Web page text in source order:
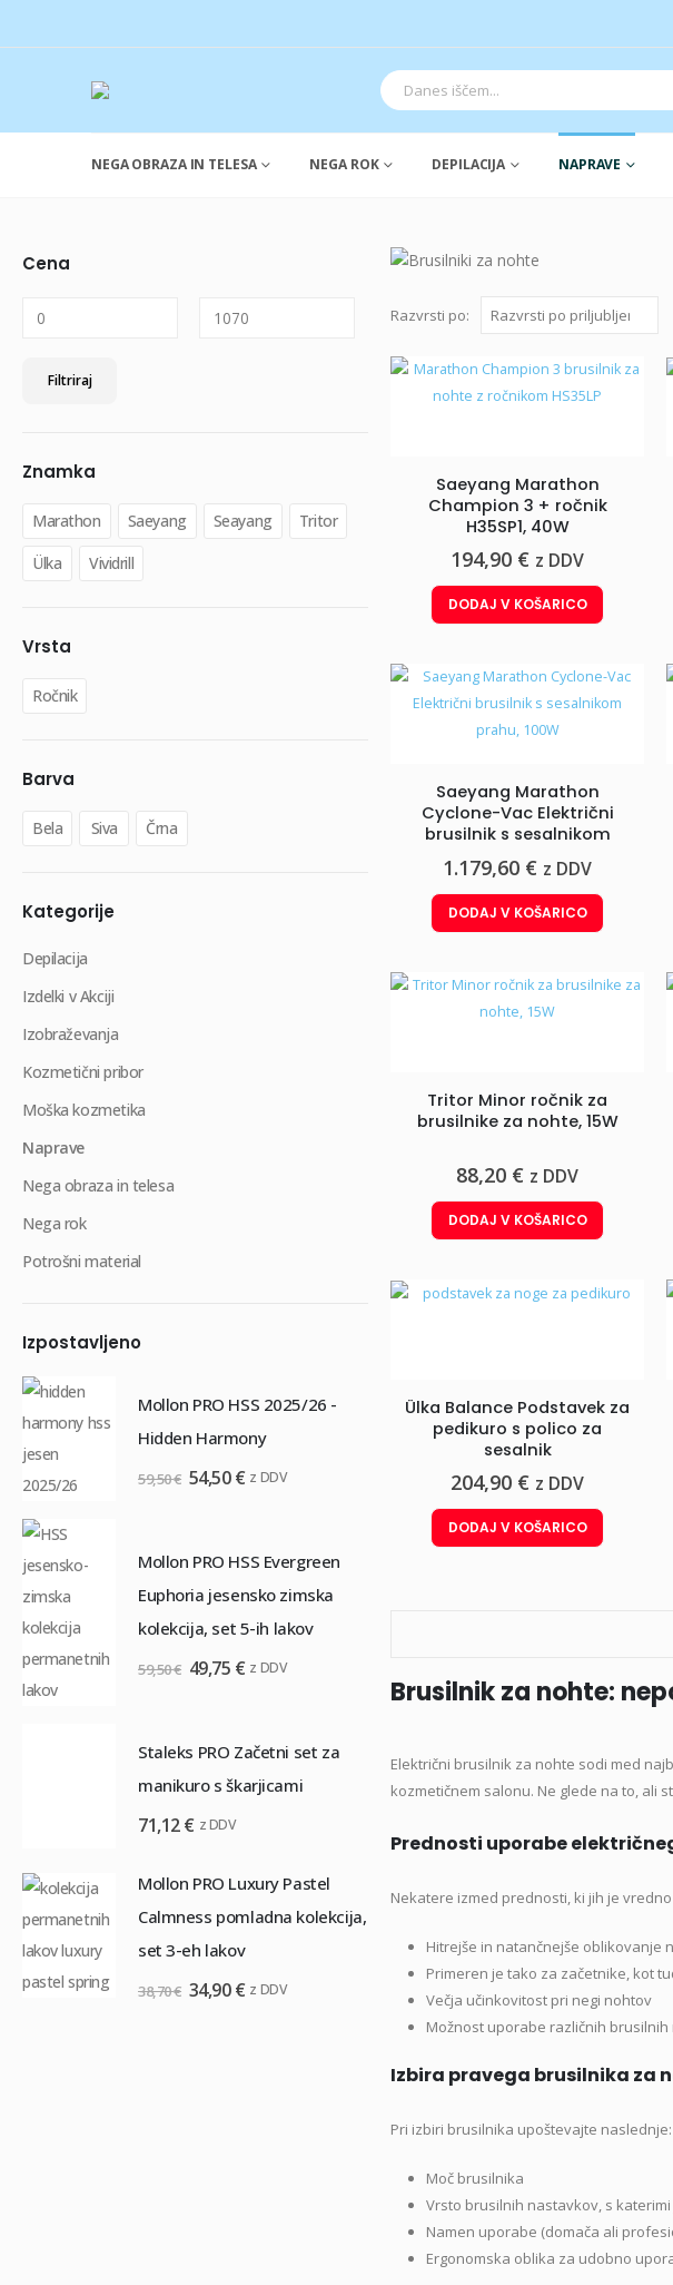
NEGA OBRAZA IN TELESA NEGA ROK DEPILACIJA NAPRAVE
Razvrsti po:
Saeyang Marathon
Champion 3 + ročnik
H35SP1, 40W
194,90 € z DDV
DODAJ V KOŠARICO
Saeyang Marathon
Cyclone-Vac Električni
brusilnik s sesalnikom
prahu, 100W
1.179,60 € z DDV
DODAJ V KOŠARICO
Tritor Minor ročnik za
brusilnike za nohte, 15W
88,20 € z DDV
DODAJ V KOŠARICO
Ülka Balance Podstavek za
pedikuro s polico za
sesalnik
204,90 € z DDV
DODAJ V KOŠARICO
Brusilnik za nohte:
Električni brusilnik za nohte sodi med
kozmetičnem salonu. Ne glede na to, ali
Prednosti uporabe
Nekatere izmed prednosti, ki jih je
Hitrejše in natančnejše oblikovanje
Primeren je tako za začetnike, kot
Večja učinkovitost pri negi nohtov
Možnost uporabe različnih
Izbira pravega brusilnika za
Pri izbiri brusilnika upoštevajte naslednje:
Moč brusilnika
Vrsto brusilnih nastavkov, s
Namen uporabe (domača ali
Ergonomska oblika za udobno
Cena
Filtriraj
Znamka
Marathon Saeyang Seayang
Tritor
Ülka
Vividrill
Vrsta
Ročnik
Barva
Bela Siva Črna
Kategorije
Depilacija
Izdelki v Akciji
Izobraževanja
Kozmetični pribor
Moška kozmetika
Naprave
Nega obraza in telesa
Nega rok
Potrošni material
Izpostavljeno
Mollon PRO HSS 2025/26 -
Hidden Harmony
59,50€ Izvirna
bila:
54,50€Trenutna
54,50 €.
z DDV
Mollon PRO HSS Evergreen
Euphoria jesensko zimska
kolekcija, set 5-ih lakov
59,50€ Izvirna
bila:
49,75 €Trenutna
49,75 €.
z DDV
Staleks PRO Začetni set za
manikuro s škarjicami
71,12€ z DDV
Mollon PRO Luxury Pastel
Calmness pomladna kolekcija,
set 3-eh lakov
38,70€ Izvirna
34,90€Trenutna
z DDV
Set za pedikuro, Osnovni
145,11€ Izvirna
je
bila:
145,11 €.
123,36
Supernova Depil Set
za popolno depilacijo +
61,60 €.
Spring pomladna
42,69
bila:
35,70
35,70 €.
Popoln trojni set
cena
je
bila:
69,99 €.
cena
je:
55,99 €.